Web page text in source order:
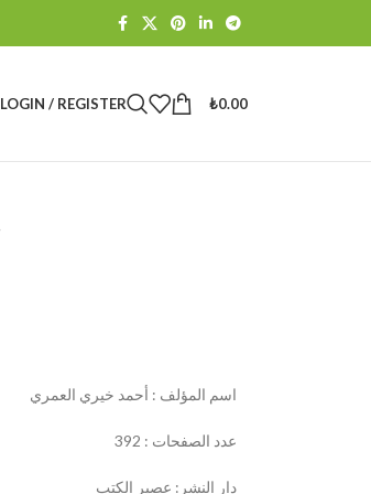
LOGIN / REGISTER ₺0.00
اسم المؤلف : أحمد خيري العمري
عدد الصفحات : 392
دار النشر: عصير الكتب